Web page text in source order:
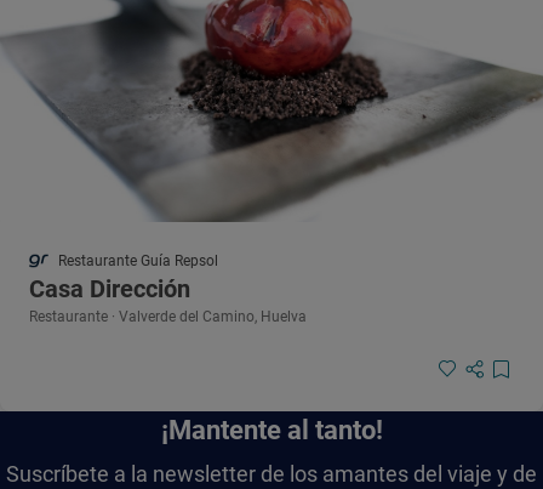
Restaurante Guía Repsol
Casa Dirección
Restaurante · Valverde del Camino, Huelva
¡Mantente al tanto!
Suscríbete a la newsletter de los amantes del viaje y de